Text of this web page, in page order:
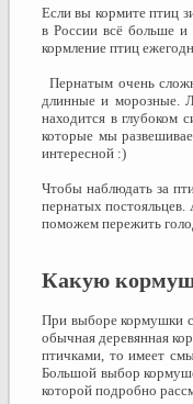
Если вы кормите птиц
в России всё больше и
кормление птиц
Пернатым очень
длинные и морозные.
находится в глубоком
которые мы
интересной :)
Чтобы наблюдать за
пернатых
поможем пережить
Какую
При выборе кормушки
обычная деревянная
птичками, то имеет
Большой выбор
которой подробно